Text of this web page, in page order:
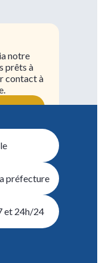
notre
prêts à
contact à
préfecture
et 24h/24